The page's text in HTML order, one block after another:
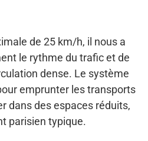
de 25 km/h, il nous a
le rythme du trafic et de
dense. Le système
emprunter les transports
dans des espaces réduits,
parisien typique.